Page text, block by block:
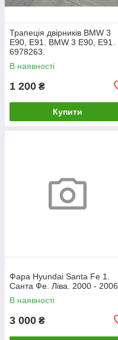
Трапеція двірників BMW 3
E90, E91. BMW 3 Е90, Е91.
6978263.
В наявності
1 200 ₴
Купити
Фара Hyundai Santa Fe 1.
Санта Фе. Ліва. 2000 - 2006.
В наявності
3 000 ₴